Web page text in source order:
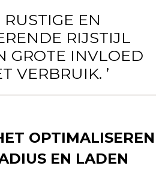
RUSTIGE EN
RIJSTIJL
GROTE INVLOED
VERBRUIK. ’
OPTIMALISEREN
EN LADEN